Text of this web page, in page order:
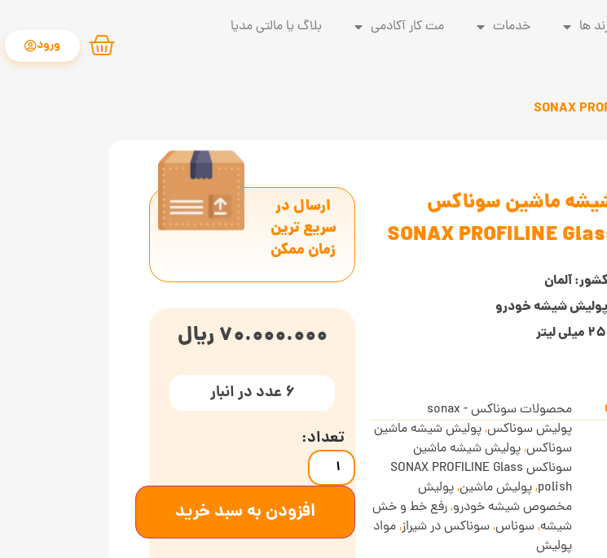
ها خدمات مت کار آکادمی
بلاگ یا مالتی مدیا
ورود
ماشین سوناکس
SONAX PROFILINE
آلمان
پولیش شیشه خودرو
محصولات سوناکس - sonax
پولیش سوناکس,پولیش شیشه ماشین
سوناکس,پولیش شیشه ماشین
سوناکس SONAX PROFILINE Glass
polish
,پولیش ماشین,پولیش
مخصوص شیشه خودرو,رفع خط و خش
شیشه,سوناس,سوناکس در شیراز,مواد
پولیش
ارسال در
سریع ترین
زمان ممکن
70.000.000 ریال
6 عدد در انبار
افزودن به سبد خرید